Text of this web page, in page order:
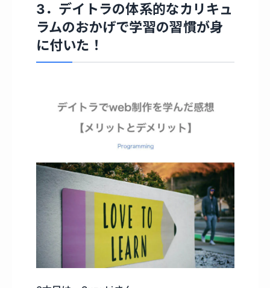
3．デイトラの体系的なカリキュ
ラムのおかげで学習の習慣が身
に付いた！